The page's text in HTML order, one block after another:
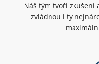
Náš tým tvoří zkušení
zvládnou i ty